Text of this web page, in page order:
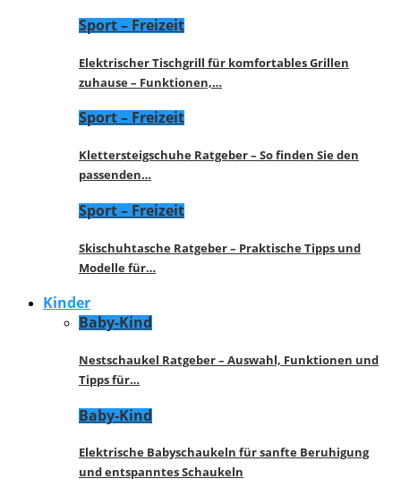
Sport – Freizeit
Elektrischer Tischgrill für komfortables Grillen
zuhause – Funktionen,…
Sport – Freizeit
Klettersteigschuhe Ratgeber – So finden Sie den
passenden…
Sport – Freizeit
Skischuhtasche Ratgeber – Praktische Tipps und
Modelle für…
Kinder
Baby-Kind
Nestschaukel Ratgeber – Auswahl, Funktionen und
Tipps für…
Baby-Kind
Elektrische Babyschaukeln für sanfte Beruhigung
und entspanntes Schaukeln